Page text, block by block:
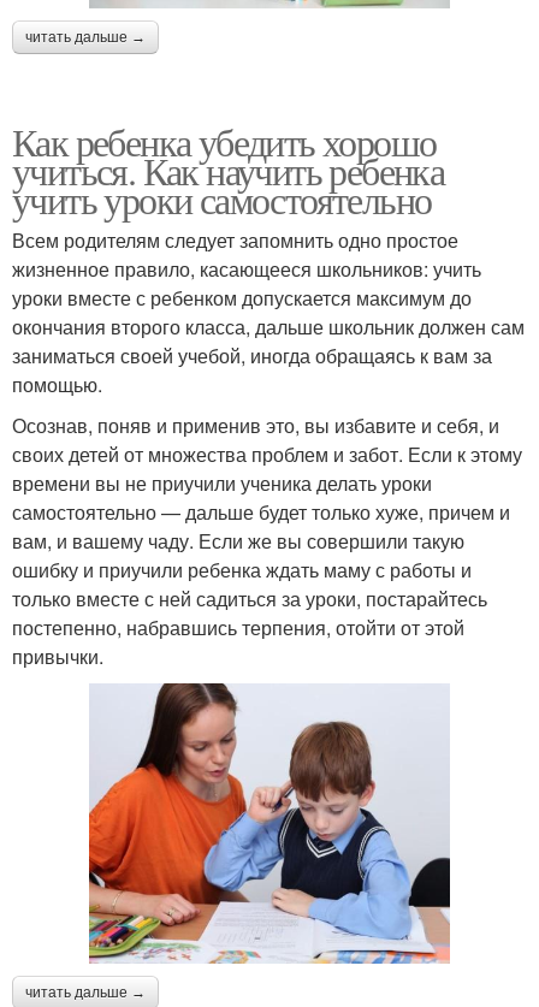
читать дальше →
Как ребенка убедить хорошо
учиться. Как научить ребенка
учить уроки самостоятельно
Всем родителям следует запомнить одно простое
жизненное правило, касающееся школьников: учить
уроки вместе с ребенком допускается максимум до
окончания второго класса, дальше школьник должен сам
заниматься своей учебой, иногда обращаясь к вам за
помощью.
Осознав, поняв и применив это, вы избавите и себя, и
своих детей от множества проблем и забот. Если к этому
времени вы не приучили ученика делать уроки
самостоятельно — дальше будет только хуже, причем и
вам, и вашему чаду. Если же вы совершили такую
ошибку и приучили ребенка ждать маму с работы и
только вместе с ней садиться за уроки, постарайтесь
постепенно, набравшись терпения, отойти от этой
привычки.
читать дальше →